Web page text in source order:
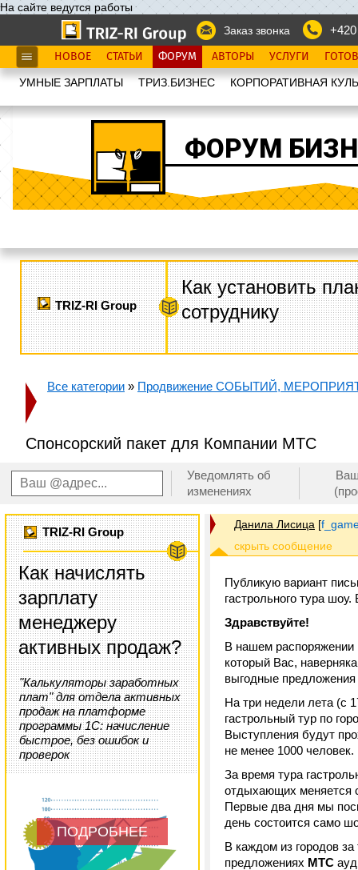
На сайте ведутся работы
Заказ звонка
НОВОЕ СТАТЬИ ФОРУМ АВТОРЫ УСЛУГИ
УМНЫЕ ЗАРПЛАТЫ ТРИЗ.БИЗНЕС КОРПОРАТИВНАЯ
ФОРУМ
TRIZ-RI Group
Как установить
сотруднику
Все категории » Продвижение СОБЫТИЙ,
Спонсорский пакет для Компании МТС
Уведомлять об
изменениях
TRIZ-RI Group
Как начислять
зарплату
менеджеру
активных продаж?
"Калькуляторы заработных
плат" для отдела активных
продаж на платформе
программы 1С: начисление
быстрое, без ошибок и
проверок
ПОДРОБНЕЕ
Данила Лисица [
Публикую вариант
гастрольного тура
Здравствуйте!
В нашем распоряжении
который Вас,
выгодные
На три недели лета (с
гастрольный тур по
Выступления будут
не менее 1000 человек.
За время тура
отдыхающих меняется
Первые два дня мы
день состоится само
В каждом из городов
предложениях МТС